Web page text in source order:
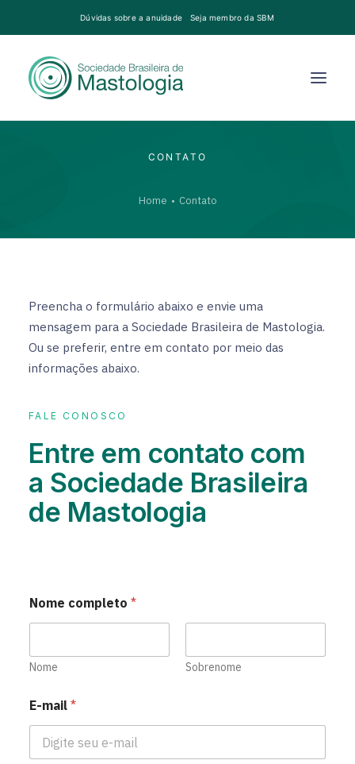
Dúvidas sobre a anuidade Seja membro da SBM
CONTATO
Home Contato
FALE CONOSCO
Entre em contato com
a Sociedade Brasileira
de Mastologia
Preencha o formulário abaixo e envie uma
mensagem para a Sociedade Brasileira de Mastologia.
Ou se preferir, entre em contato por meio das
informações abaixo.
Nome completo *
Nome Sobrenome
E-mail *